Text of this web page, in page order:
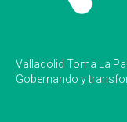
Valladolid Toma La
Gobernando y